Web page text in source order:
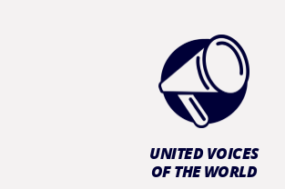
UNITED VOICES
OF THE WORLD